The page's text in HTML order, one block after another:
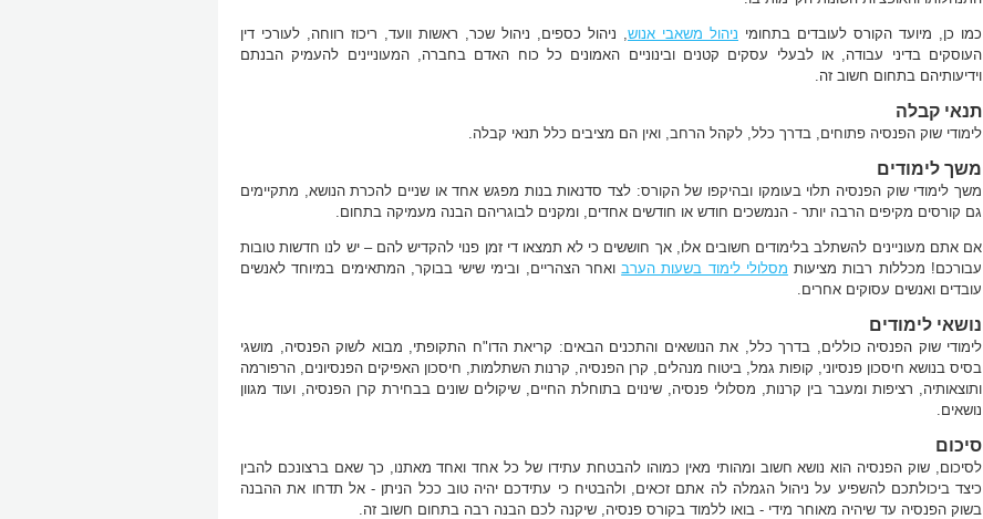
כמו כן, מיועד הקורס לעובדים בתחומי ניהול משאבי אנוש, ניהול כספים, ניהול שכר, ראשות וועד, ריכוז רווחה, לעורכי דין
העוסקים בדיני עבודה, או לבעלי עסקים קטנים ובינוניים האמונים כל כוח האדם בחברה, המעוניינים להעמיק הבנתם
וידיעותיהם בתחום חשוב זה.
תנאי קבלה
לימודי שוק הפנסיה פתוחים, בדרך כלל, לקהל הרחב, ואין הם מציבים כלל תנאי קבלה.
משך לימודים
משך לימודי שוק הפנסיה תלוי בעומקו ובהיקפו של הקורס: לצד סדנאות בנות מפגש אחד או שניים להכרת הנושא, מתקיימים
גם קורסים מקיפים הרבה יותר - הנמשכים חודש או חודשים אחדים, ומקנים לבוגריהם הבנה מעמיקה בתחום.
אם אתם מעוניינים להשתלב בלימודים חשובים אלו, אך חוששים כי לא תמצאו די זמן פנוי להקדיש להם – יש לנו חדשות טובות
עבורכם! מכללות רבות מציעות מסלולי לימוד בשעות הערבואחר הצהריים, ובימי שישי בבוקר, המתאימים במיוחד לאנשים
עובדים ואנשים עסוקים אחרים.
נושאי לימודים
לימודי שוק הפנסיה כוללים, בדרך כלל, את הנושאים והתכנים הבאים: קריאת הדו"ח התקופתי, מבוא לשוק הפנסיה, מושגי
בסיס בנושא חיסכון פנסיוני, קופות גמל, ביטוח מנהלים, קרן הפנסיה, קרנות השתלמות, חיסכון האפיקים הפנסיונים, הרפורמה
ותוצאותיה, רציפות ומעבר בין קרנות, מסלולי פנסיה, שינוים בתוחלת החיים, שיקולים שונים בבחירת קרן הפנסיה, ועוד מגוון
נושאים.
סיכום
לסיכום, שוק הפנסיה הוא נושא חשוב ומהותי מאין כמוהו להבטחת עתידו של כל אחד ואחד מאתנו, כך שאם ברצונכם להבין
כיצד ביכולתכם להשפיע על ניהול הגמלה לה אתם זכאים, ולהבטיח כי עתידכם יהיה טוב ככל הניתן - אל תדחו את ההבנה
בשוק הפנסיה עד שיהיה מאוחר מידי - בואו ללמוד בקורס פנסיה, שיקנה לכם הבנה רבה בתחום חשוב זה.